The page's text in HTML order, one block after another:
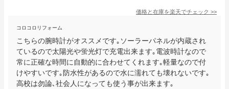
価格と在庫を楽天でチェック >>
コロコロリフォーム
こちらの腕時計がオススメです｡ソーラーパネルが内蔵され
ているので太陽光や蛍光灯で充電出来ます｡電波時計なので
常に正確な時間に自動的に合わせてくれます｡軽量なので付
けやすいです｡防水性があるので水に濡れても壊れないです｡
高校は勿論､社会人になっても使う事が出来ます｡